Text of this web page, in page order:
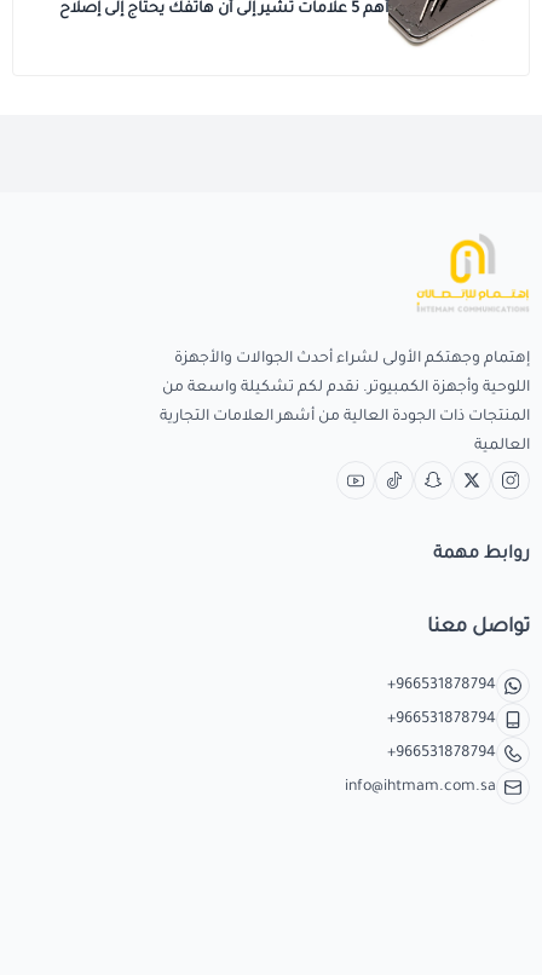
أهم 5 علامات تشير إلى أن هاتفك يحتاج إلى إصلاح
إهتمام وجهتكم الأولى لشراء أحدث الجوالات والأجهزة
اللوحية وأجهزة الكمبيوتر. نقدم لكم تشكيلة واسعة من
المنتجات ذات الجودة العالية من أشهر العلامات التجارية
العالمية
روابط مهمة
تواصل معنا
+966531878794
+966531878794
+966531878794
info@ihtmam.com.sa